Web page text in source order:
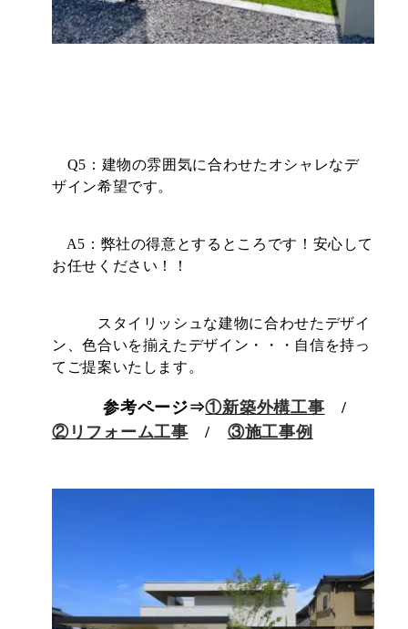
Q5：建物の雰囲気に合わせたオシャレなデ
ザイン希望です。
A5：弊社の得意とするところです！安心して
お任せください！！
スタイリッシュな建物に合わせたデザイ
ン、色合いを揃えたデザイン・・・自信を持っ
てご提案いたします。
参考ページ⇒①新築外構工事 /
②リフォーム工事 / ③施工事例